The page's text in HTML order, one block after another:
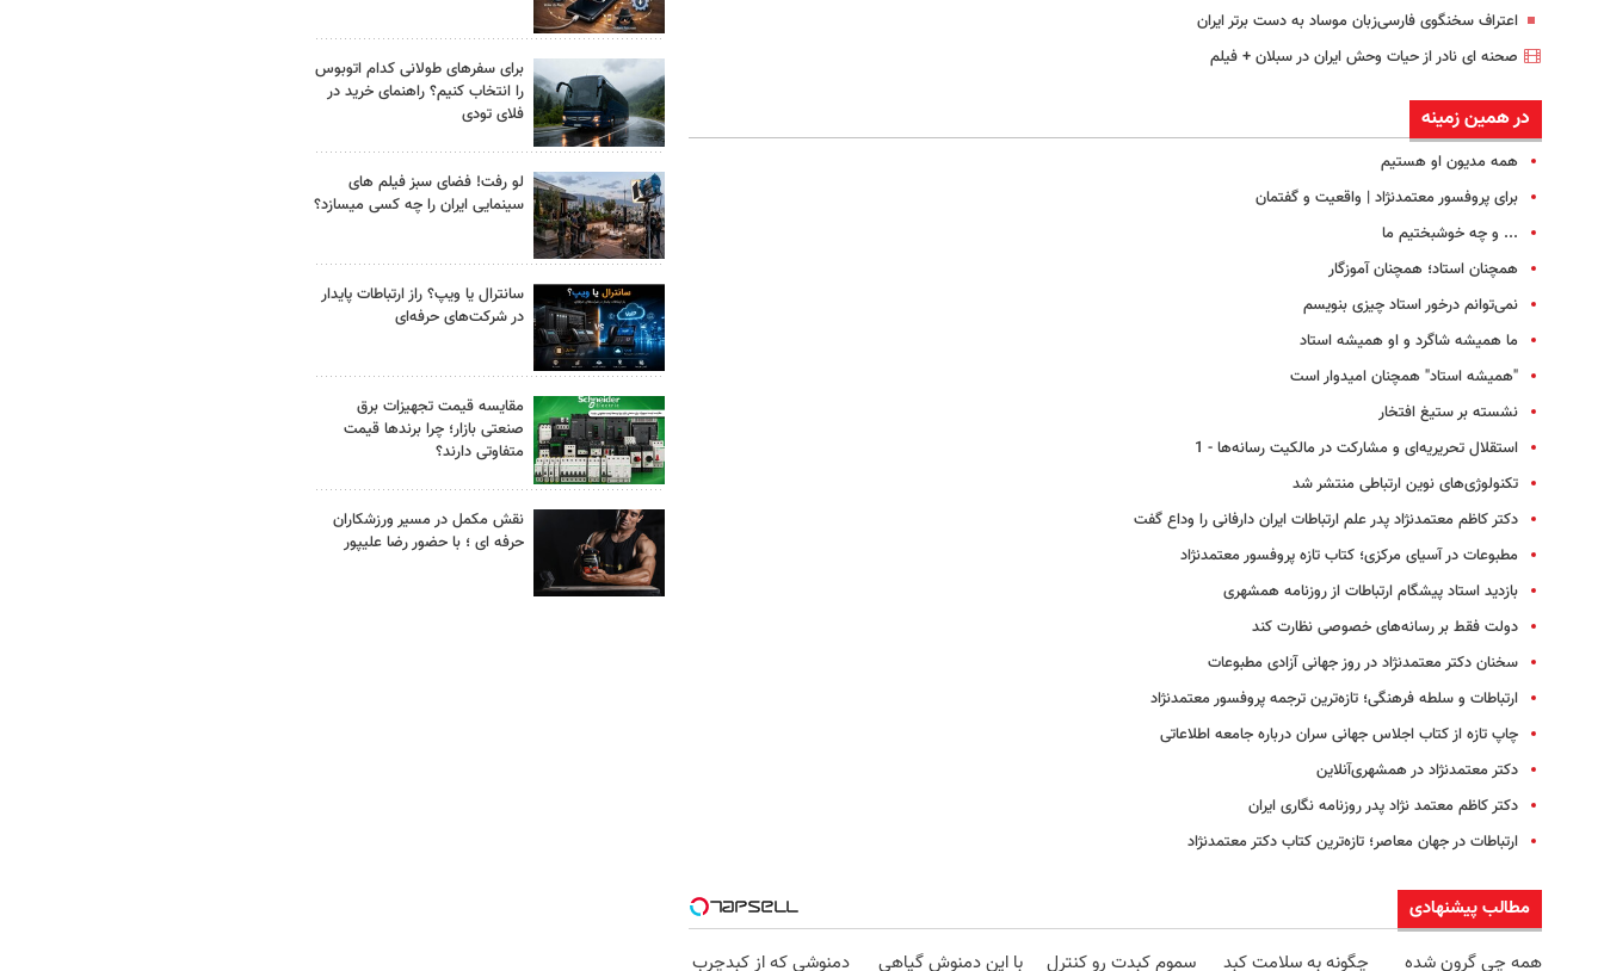
اعتراف سخنگوی فارسی‌زبان موساد به دست برتر ایران
صحنه ای نادر از حیات وحش ایران در سبلان + فیلم
در همین زمینه
همه مدیون او هستیم
برای پروفسور معتمدنژاد | واقعیت و گفتمان
... و چه خوشبختیم ما
همچنان استاد؛ همچنان آموزگار
نمی‌توانم درخور استاد چیزی بنویسم
ما همیشه شاگرد و او همیشه استاد
"همیشه استاد" همچنان امیدوار است
نشسته بر ستیغ افتخار
استقلال تحریریه‌ای و مشارکت در مالکیت رسانه‌ها - 1
تکنولوژی‌های نوین ارتباطی منتشر شد
دکتر کاظم معتمدنژاد پدر علم ارتباطات ایران دارفانی را وداع گفت
مطبوعات در آسیای مرکزی؛ کتاب تازه پروفسور معتمدنژاد
بازدید استاد پیشگام ارتباطات از روزنامه همشهری
دولت فقط‌ بر رسانه‌های خصوصی نظارت کند
سخنان دکتر معتمدنژاد در روز جهانی آزادی مطبوعات
ارتباطات و سلطه فرهنگی؛ تازه‌ترین ترجمه پروفسور معتمدنژاد
چاپ تازه‌ از کتاب اجلاس جهانی سران درباره جامعه اطلاعاتی
دکتر معتمد‌نژاد در همشهری‌آنلاین
دکتر کاظم معتمد نژاد پدر روزنامه نگاری ایران
ارتباطات در جهان معاصر؛ تازه‌ترین کتاب دکتر معتمدنژاد
مطالب پیشنهادی
همه چی گرون شده
چگونه به سلامت کبد سموم کبدت رو کنترل با این دمنوش گیاهی دمنوشی که از کبدچرب
برای سفرهای طولانی کدام اتوبوس
را انتخاب کنیم؟ راهنمای خرید در
فلای تودی
لو رفت! فضای سبز فیلم های
سینمایی ایران را چه کسی میسازد؟
سانترال یا ویپ؟ راز ارتباطات پایدار
در شرکت‌های حرفه‌ای
مقایسه قیمت تجهیزات برق
صنعتی بازار؛ چرا برندها قیمت
متفاوتی دارند؟
نقش مکمل در مسیر ورزشکاران
حرفه ای ؛ با حضور رضا علیپور